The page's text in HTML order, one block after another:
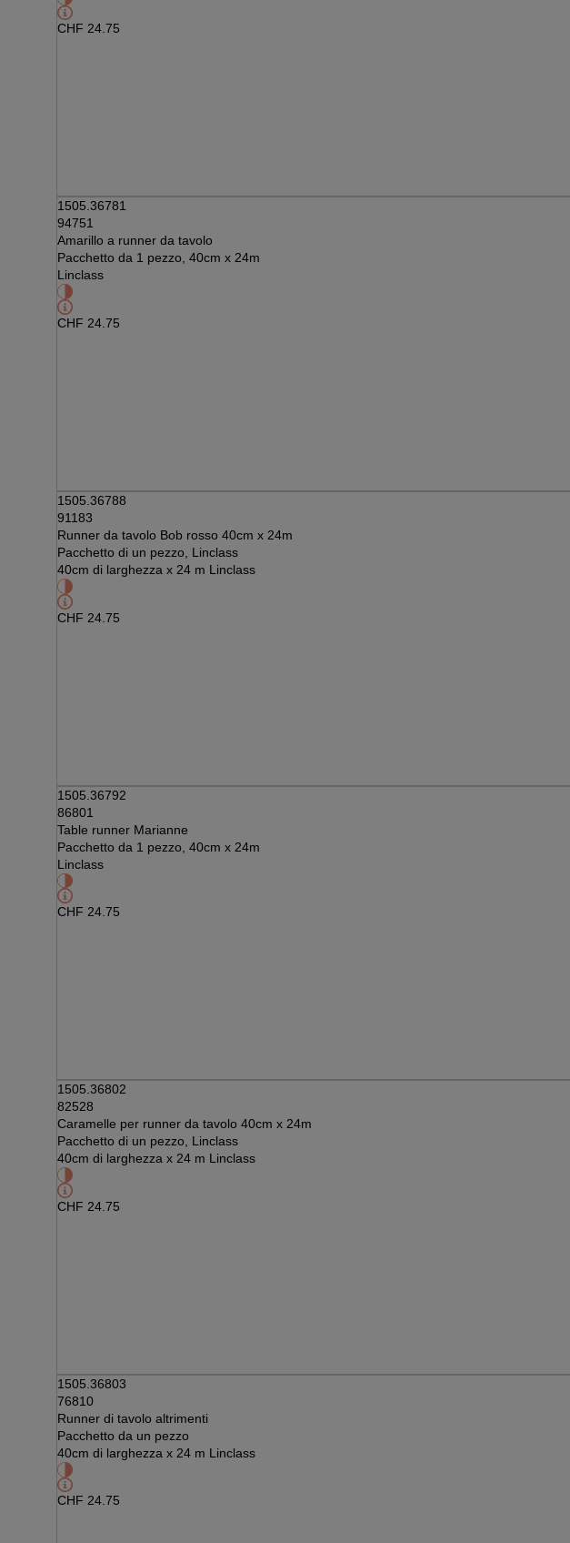
CHF 24.75
1505.36781
94751
Amarillo a runner da tavolo
Pacchetto da 1 pezzo, 40cm x 24m
Linclass
CHF 24.75
1505.36788
91183
Runner da tavolo Bob rosso 40cm x 24m
Pacchetto di un pezzo, Linclass
40cm di larghezza x 24 m Linclass
CHF 24.75
1505.36792
86801
Table runner Marianne
Pacchetto da 1 pezzo, 40cm x 24m
Linclass
CHF 24.75
1505.36802
82528
Caramelle per runner da tavolo 40cm x 24m
Pacchetto di un pezzo, Linclass
40cm di larghezza x 24 m Linclass
CHF 24.75
1505.36803
76810
Runner di tavolo altrimenti
Pacchetto da un pezzo
40cm di larghezza x 24 m Linclass
CHF 24.75